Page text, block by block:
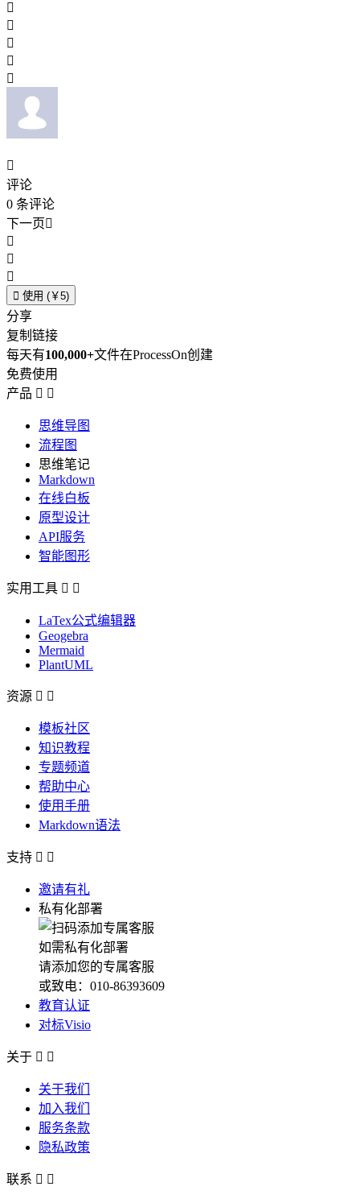






评论
0 条评论
下一页



 使用 (￥5)
分享
复制链接
每天有100,000+文件在ProcessOn创建
免费使用
产品  
思维导图
流程图
思维笔记
Markdown
在线白板
原型设计
API服务
智能图形
实用工具  
LaTex公式编辑器
Geogebra
Mermaid
PlantUML
资源  
模板社区
知识教程
专题频道
帮助中心
使用手册
Markdown语法
支持  
邀请有礼
私有化部署
如需私有化部署
请添加您的专属客服
或致电：010-86393609
教育认证
对标Visio
关于  
关于我们
加入我们
服务条款
隐私政策
联系  